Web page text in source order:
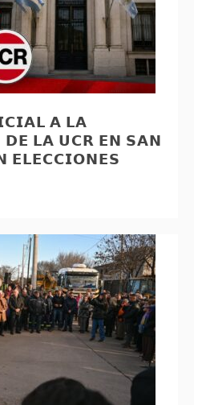
𝗔 𝗟𝗔
𝗗𝗘 𝗟𝗔 𝗨𝗖𝗥 𝗘𝗡 𝗦𝗔𝗡
𝗘𝗟𝗘𝗖𝗖𝗜𝗢𝗡𝗘𝗦